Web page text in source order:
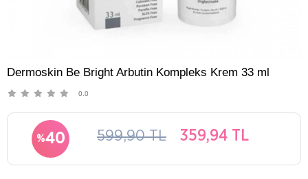
Dermoskin Be Bright Arbutin Kompleks Krem 33 ml
0.0
40 599,90 TL 359,94 TL